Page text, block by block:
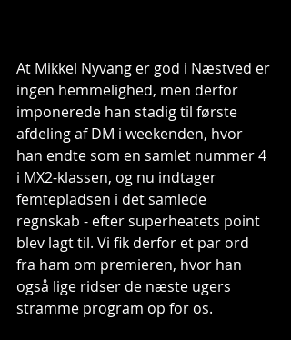
At Mikkel Nyvang er god i Næstved er
ingen hemmelighed, men derfor
imponerede han stadig til første
afdeling af DM i weekenden, hvor
han endte som en samlet nummer 4
i MX2-klassen, og nu indtager
femtepladsen i det samlede
regnskab - efter superheatets point
blev lagt til. Vi fik derfor et par ord
fra ham om premieren, hvor han
også lige ridser de næste ugers
stramme program op for os.